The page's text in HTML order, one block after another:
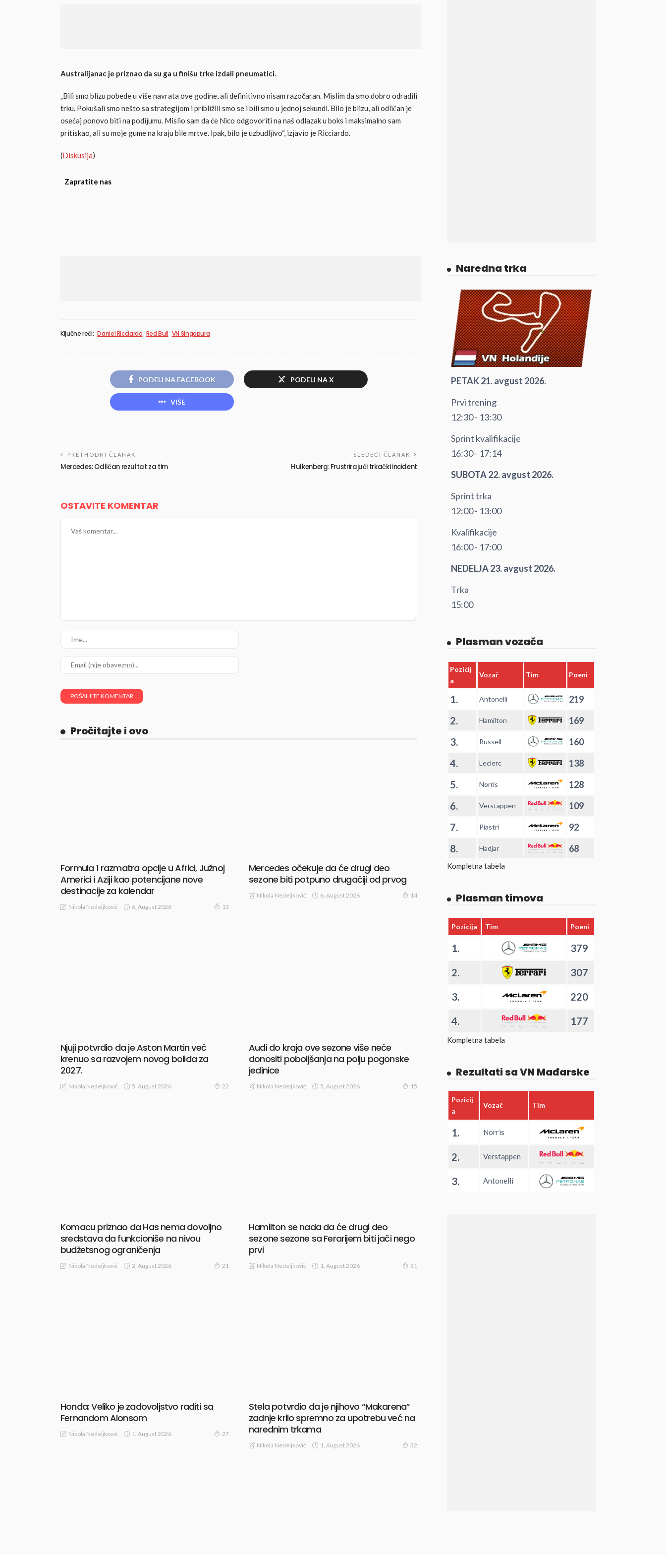
Australijanac je priznao da su ga u finišu trke izdali pneumatici.
„Bili smo blizu pobede u više navrata ove godine, ali definitivno nisam razočaran. Mislim da smo dobro odradili
trku. Pokušali smo nešto sa strategijom i približili smo se i bili smo u jednoj sekundi. Bilo je blizu, ali odličan je
osećaj ponovo biti na podijumu. Mislio sam da će Nico odgovoriti na naš odlazak u boks i maksimalno sam
pritiskao, ali su moje gume na kraju bile mrtve. Ipak, bilo je uzbudljivo“, izjavio je Ricciardo.
(Diskusija)
Zapratite nas
Ključne reči: Daniel Ricciardo Red Bull VN Singapura
PODELI NA FACEBOOK PODELI NA X
VIŠE
PRETHODNI ČLANAK
Mercedes: Odličan rezultat za tim
SLEDEĆI ČLANAK
Hulkenberg: Frustrirajući trkački incident
OSTAVITE KOMENTAR
Pročitajte i ovo
Formula 1 razmatra opcije u Africi, Južnoj
Americi i Aziji kao potencijane nove
destinacije za kalendar
Nikola Nedeljković 6, August 2026 13
Mercedes očekuje da će drugi deo
sezone biti potpuno drugačiji od prvog
Nikola Nedeljković 6, August 2026 14
Njuji potvrdio da je Aston Martin već
krenuo sa razvojem novog bolida za
2027.
Nikola Nedeljković 5, August 2026 22
Audi do kraja ove sezone više neće
donositi poboljšanja na polju pogonske
jedinice
Nikola Nedeljković 5, August 2026 15
Komacu priznao da Has nema dovoljno
sredstava da funkcioniše na nivou
budžetsnog ograničenja
Nikola Nedeljković 2, August 2026 21
Hamilton se nada da će drugi deo
sezone sezone sa Ferarijem biti jači nego
prvi
Nikola Nedeljković 1, August 2026 31
Honda: Veliko je zadovoljstvo raditi sa
Fernandom Alonsom
Nikola Nedeljković 1, August 2026 27
Stela potvrdio da je njihovo “Makarena”
zadnje krilo spremno za upotrebu već na
narednim trkama
Nikola Nedeljković 1, August 2026 32
Naredna trka
PETAK 21. avgust 2026.
Prvi trening
12:30 - 13:30
Sprint kvalifikacije
16:30 - 17:14
SUBOTA 22. avgust 2026.
Sprint trka
12:00 - 13:00
Kvalifikacije
16:00 - 17:00
NEDELJA 23. avgust 2026.
Trka
15:00
Plasman vozača
Pozicij
a
Vozač Tim Poeni
1. Antonelli 219
2. Hamilton 169
3. Russell 160
4. Leclerc 138
5. Norris 128
6. Verstappen 109
7. Piastri 92
8. Hadjar 68
Kompletna tabela
Plasman timova
Pozicija Tim Poeni
1. 379
2. 307
3. 220
4. 177
Kompletna tabela
Rezultati sa VN Mađarske
Pozicij
a
Vozač Tim
1. Norris
2. Verstappen
3. Antonelli